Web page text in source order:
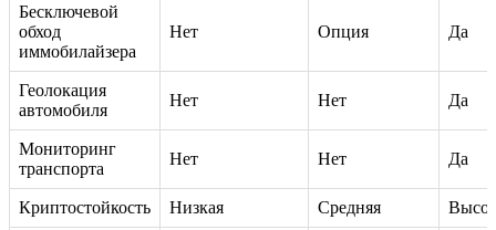
Бесключевой
обход
иммобилайзера
Нет Опция Да
Геолокация
автомобиля
Нет Нет Да
Мониторинг
транспорта
Нет Нет Да
Криптостойкость Низкая Средняя